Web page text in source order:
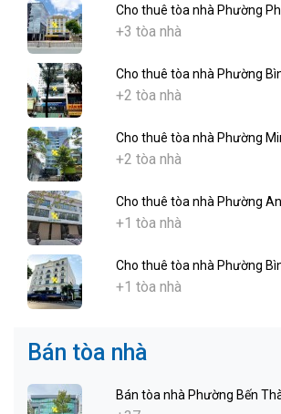
Cho thuê tòa nhà Phường
+3 tòa nhà
Cho thuê tòa nhà Phường
+2 tòa nhà
Cho thuê tòa nhà Phường
+2 tòa nhà
Cho thuê tòa nhà Phường
+1 tòa nhà
Cho thuê tòa nhà Phường
+1 tòa nhà
Bán tòa nhà
Bán tòa nhà Phường Bến